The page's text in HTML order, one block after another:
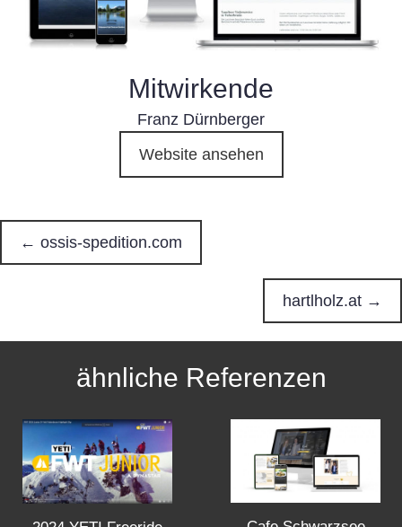
Mitwirkende
Franz Dürnberger
Website ansehen
P
s
← ossis-spedition.com
hartlholz.at →
ähnliche Referenzen